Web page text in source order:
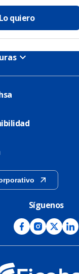
Lo quiero
Síguenos